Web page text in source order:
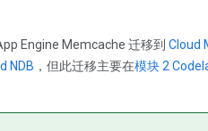
Engine Memcache 迁移到 Cloud
NDB ，但此迁移主要在模块 2